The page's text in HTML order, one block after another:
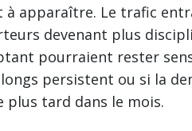
apparaître. Le trafic
devenant plus
pourraient rester
persistent ou si la
tard dans le mois.